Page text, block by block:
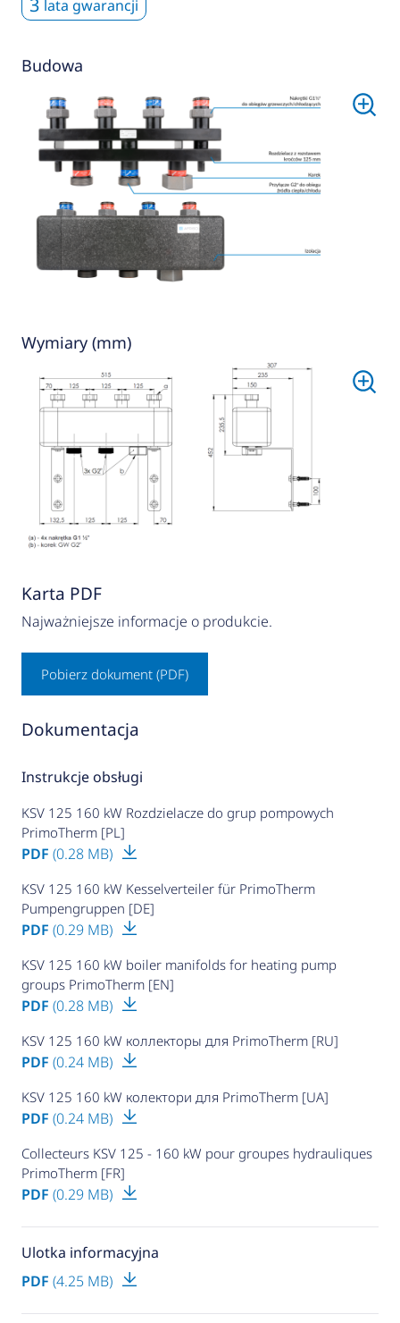
3 lata gwarancji
Budowa
Wymiary (mm)
Karta PDF
Najważniejsze informacje o produkcie.
Pobierz dokument (PDF)
Dokumentacja
Instrukcje obsługi
KSV 125 160 kW Rozdzielacze do grup pompowych
PrimoTherm [PL]
PDF (0.28 MB)
KSV 125 160 kW Kesselverteiler für PrimoTherm
Pumpengruppen [DE]
PDF (0.29 MB)
KSV 125 160 kW boiler manifolds for heating pump
groups PrimoTherm [EN]
PDF (0.28 MB)
KSV 125 160 kW коллекторы для PrimoTherm [RU]
PDF (0.24 MB)
KSV 125 160 kW колектори для PrimoTherm [UA]
PDF (0.24 MB)
Collecteurs KSV 125 - 160 kW pour groupes hydrauliques
PrimoTherm [FR]
PDF (0.29 MB)
Ulotka informacyjna
PDF (4.25 MB)